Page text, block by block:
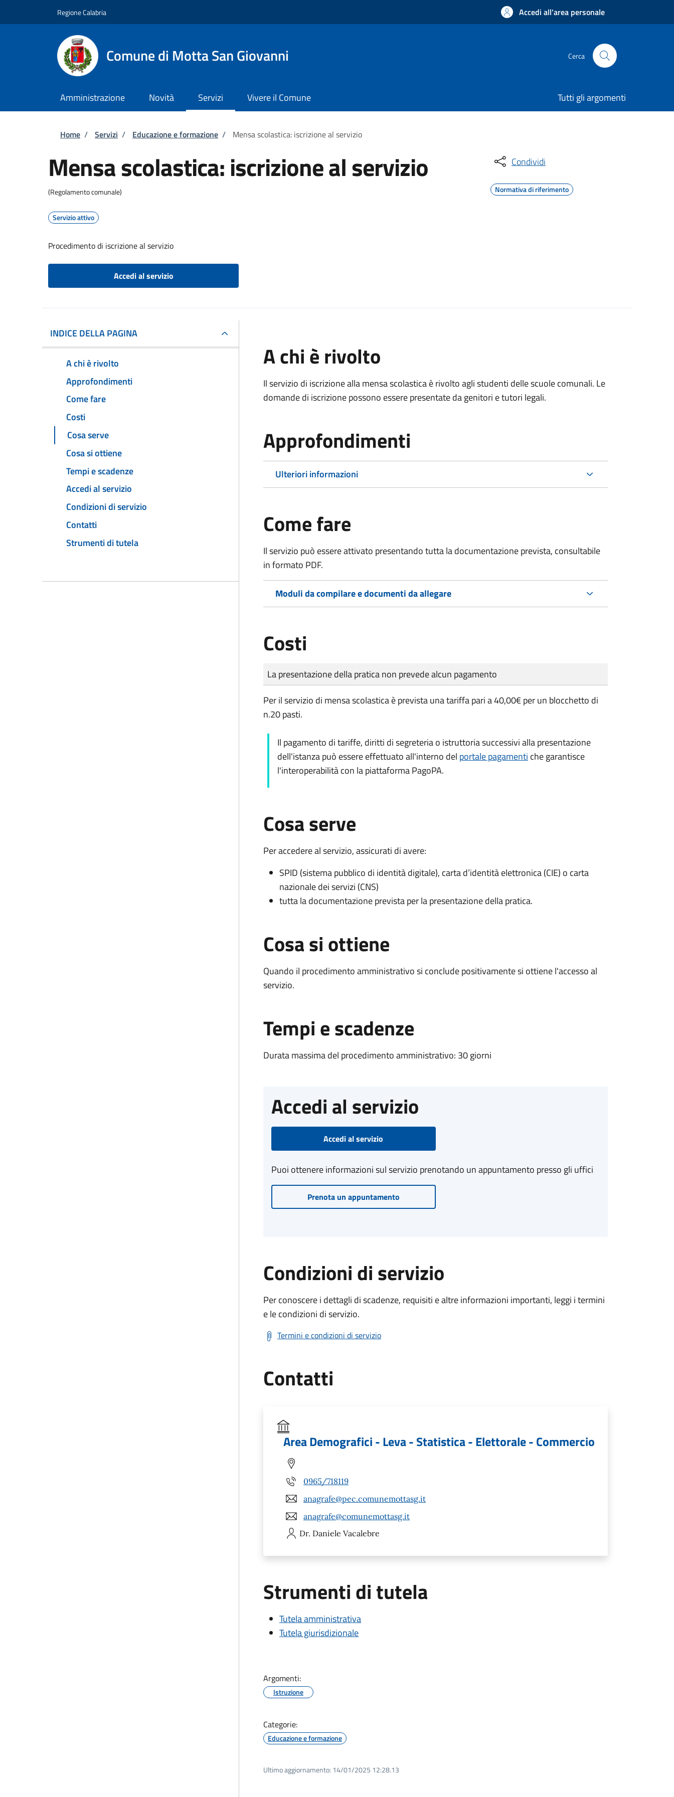
Regione Calabria Accedi all'area personale
Comune di Motta San Giovanni Cerca
Amministrazione Novità Servizi Vivere il Comune Tutti gli argomenti
Briciole di pane
Home / Servizi / Educazione e formazione / Mensa scolastica: iscrizione al servizio
Mensa scolastica: iscrizione al servizio
(Regolamento comunale)
Servizio attivo
Procedimento di iscrizione al servizio
Accedi al servizio
Condividi
Normativa di riferimento
INDICE DELLA PAGINA
A chi è rivolto
Approfondimenti
Come fare
Costi
Cosa serve
Cosa si ottiene
Tempi e scadenze
Accedi al servizio
Condizioni di servizio
Contatti
Strumenti di tutela
A chi è rivolto
Il servizio di iscrizione alla mensa scolastica è rivolto agli studenti delle scuole comunali. Le
domande di iscrizione possono essere presentate da genitori e tutori legali.
Approfondimenti
Ulteriori informazioni
Come fare
Il servizio può essere attivato presentando tutta la documentazione prevista, consultabile
in formato PDF.
Moduli da compilare e documenti da allegare
Costi
Tipo di pagamento
Importo
La presentazione della pratica non prevede alcun pagamento
Per il servizio di mensa scolastica è prevista una tariffa pari a 40,00€ per un blocchetto di
n.20 pasti.
Il pagamento di tariffe, diritti di segreteria o istruttoria successivi alla presentazione
dell'istanza può essere effettuato all'interno del portale pagamenti che garantisce
l'interoperabilità con la piattaforma PagoPA.
Cosa serve
Per accedere al servizio, assicurati di avere:
SPID (sistema pubblico di identità digitale), carta d’identità elettronica (CIE) o carta
nazionale dei servizi (CNS)
tutta la documentazione prevista per la presentazione della pratica.
Cosa si ottiene
Quando il procedimento amministrativo si conclude positivamente si ottiene l'accesso al
servizio.
Tempi e scadenze
Durata massima del procedimento amministrativo: 30 giorni
Accedi al servizio
Accedi al servizio
Puoi ottenere informazioni sul servizio prenotando un appuntamento presso gli uffici
Prenota un appuntamento
Condizioni di servizio
Per conoscere i dettagli di scadenze, requisiti e altre informazioni importanti, leggi i termini
e le condizioni di servizio.
Termini e condizioni di servizio
Contatti
Area Demografici - Leva - Statistica - Elettorale - Commercio
0965/718119
anagrafe@pec.comunemottasg.it
anagrafe@comunemottasg.it
Dr. Daniele Vacalebre
Strumenti di tutela
Tutela amministrativa
Tutela giurisdizionale
Argomenti:
Istruzione
Categorie:
Educazione e formazione
Ultimo aggiornamento: 14/01/2025 12:28.13